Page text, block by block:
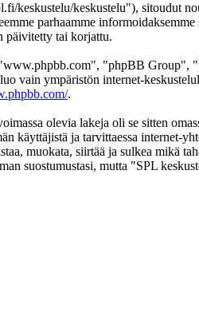
keskustelu"), sitoudut
parhaamme
päivitetty tai korjattu.
"phpBB Group",
vain ympäristön internet-
.
olevia lakeja oli se sitten
käyttäjistä ja tarvittaessa internet-
muokata, siirtää ja sulkea mikä
suostumustasi, mutta "SPL